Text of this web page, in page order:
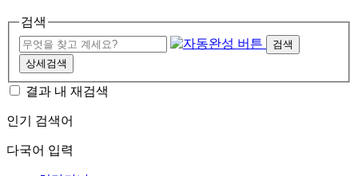
검색
검색
상세검색
결과 내 재검색
인기 검색어
다국어 입력